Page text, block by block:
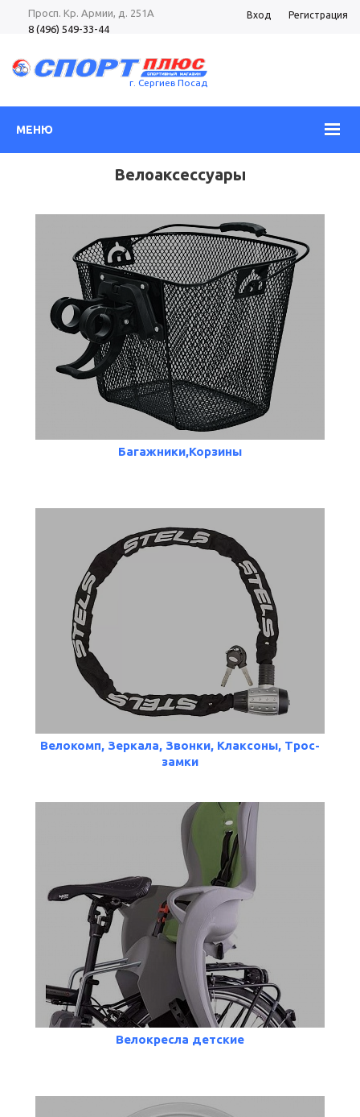
Просп. Кр. Армии, д. 251А
8 (496) 549-33-44
Просп. Кр. Армии, д. 105
8 (496) 540-52-62
Вход Регистрация
г. Сергиев Посад
МЕНЮ
Велоаксессуары
Багажники,Корзины
Велокомп, Зеркала, Звонки, Клаксоны, Трос-
замки
Велокресла детские